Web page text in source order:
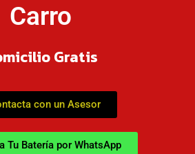
Carro
Gratis
con un Asesor
Tu Batería por WhatsApp